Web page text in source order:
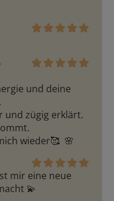
und deine
und zügig erklärt.
wieder🥰  🌸
mir eine neue
💫